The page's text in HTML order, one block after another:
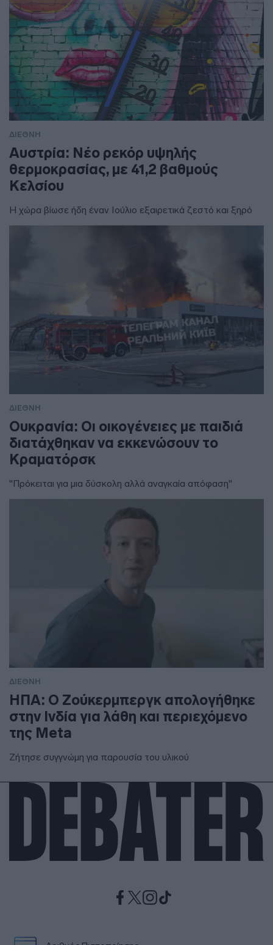
ΔΙΕΘΝΗ
Αυστρία: Νέο ρεκόρ υψηλής
θερμοκρασίας, με 41,2 βαθμούς
Κελσίου
Η χώρα βίωσε ήδη έναν Ιούλιο εξαιρετικά ζεστό και ξηρό
ΔΙΕΘΝΗ
Ουκρανία: Οι οικογένειες με παιδιά
διατάχθηκαν να εκκενώσουν το
Κραματόρσκ
"Πρόκειται για μια δύσκολη αλλά αναγκαία απόφαση"
ΔΙΕΘΝΗ
ΗΠΑ: Ο Ζούκερμπεργκ απολογήθηκε
στην Ινδία για λάθη και περιεχόμενο
της Meta
Ζήτησε συγγνώμη για παρουσία του υλικού